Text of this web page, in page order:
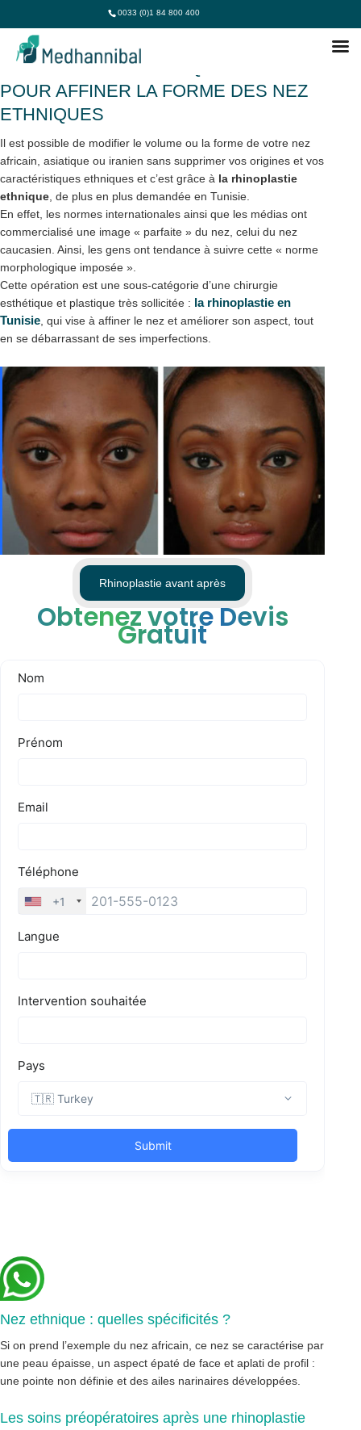
0033 (0)1 84 800 400
RHINOPLASTIE ETHNIQUE TUNISIE :
POUR AFFINER LA FORME DES NEZ
ETHNIQUES
Il est possible de modifier le volume ou la forme de votre nez
africain, asiatique ou iranien sans supprimer vos origines et vos
caractéristiques ethniques et c’est grâce à la rhinoplastie
ethnique , de plus en plus demandée en Tunisie.
En effet, les normes internationales ainsi que les médias ont
commercialisé une image « parfaite » du nez, celui du nez
caucasien. Ainsi, les gens ont tendance à suivre cette « norme
morphologique imposée ».
Cette opération est une sous-catégorie d’une chirurgie
esthétique et plastique très sollicitée : la rhinoplastie en
Tunisie , qui vise à affiner le nez et améliorer son aspect, tout
en se débarrassant de ses imperfections.
Rhinoplastie avant après
Obtenez votre Devis
Gratuit
Nez ethnique : quelles spécificités ?
Si on prend l’exemple du nez africain, ce nez se caractérise par
une peau épaisse, un aspect épaté de face et aplati de profil :
une pointe non définie et des ailes narinaires développées.
Les soins préopératoires après une rhinoplastie